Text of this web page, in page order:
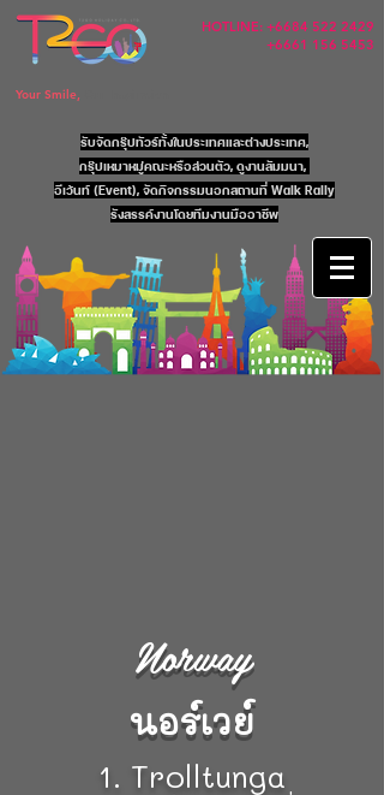
HOTLINE: +6684 522 2429
+6661 156 5453
Your Smile,
รับจัดกรุ๊ปทัวร์ทั้งในประเทศและต่างประเทศ,
กรุ๊ปเหมาหมู่คณะหรือส่วนตัว, ดูงานสัมมนา,
อีเว้นท์ (Event), จัดกิจกรรมนอกสถานที่ Walk Rally
รังสรรค์งานโดยทีมงานมืออาชีพ
Norway
นอร์เวย์
1. Trolltunga